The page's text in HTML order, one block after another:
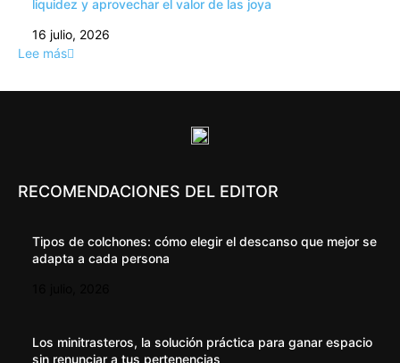
liquidez y aprovechar el valor de las joya
16 julio, 2026
Lee más
RECOMENDACIONES DEL EDITOR
Tipos de colchones: cómo elegir el descanso que mejor se
adapta a cada persona
Los minitrasteros, la solución práctica para ganar espacio
sin renunciar a tus pertenencias